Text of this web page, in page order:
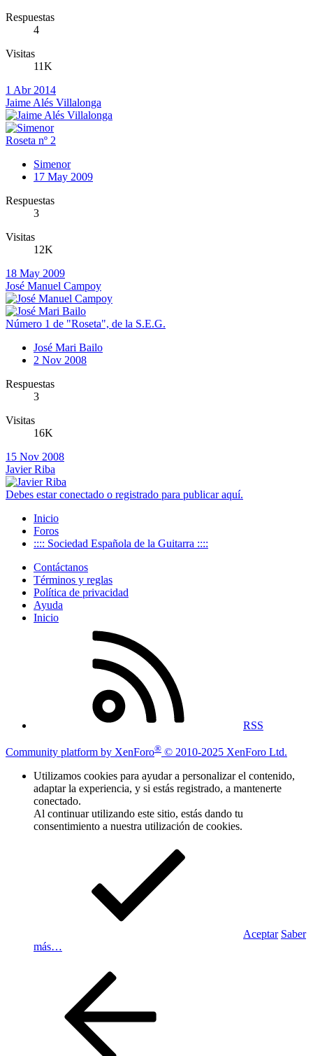
Respuestas
4
Visitas
11K
1 Abr 2014
Jaime Alés Villalonga
Roseta nº 2
Simenor
17 May 2009
Respuestas
3
Visitas
12K
18 May 2009
José Manuel Campoy
Número 1 de "Roseta", de la S.E.G.
José Mari Bailo
2 Nov 2008
Respuestas
3
Visitas
16K
15 Nov 2008
Javier Riba
Debes estar conectado o registrado para publicar aquí.
Inicio
Foros
:::: Sociedad Española de la Guitarra ::::
Contáctanos
Términos y reglas
Política de privacidad
Ayuda
Inicio
RSS
Community platform by XenForo® © 2010-2025 XenForo Ltd.
Utilizamos cookies para ayudar a personalizar el contenido,
adaptar la experiencia, y si estás registrado, a mantenerte
conectado.
Al continuar utilizando este sitio, estás dando tu
consentimiento a nuestra utilización de cookies.
Aceptar Saber
más…